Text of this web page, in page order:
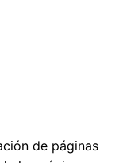
de páginas